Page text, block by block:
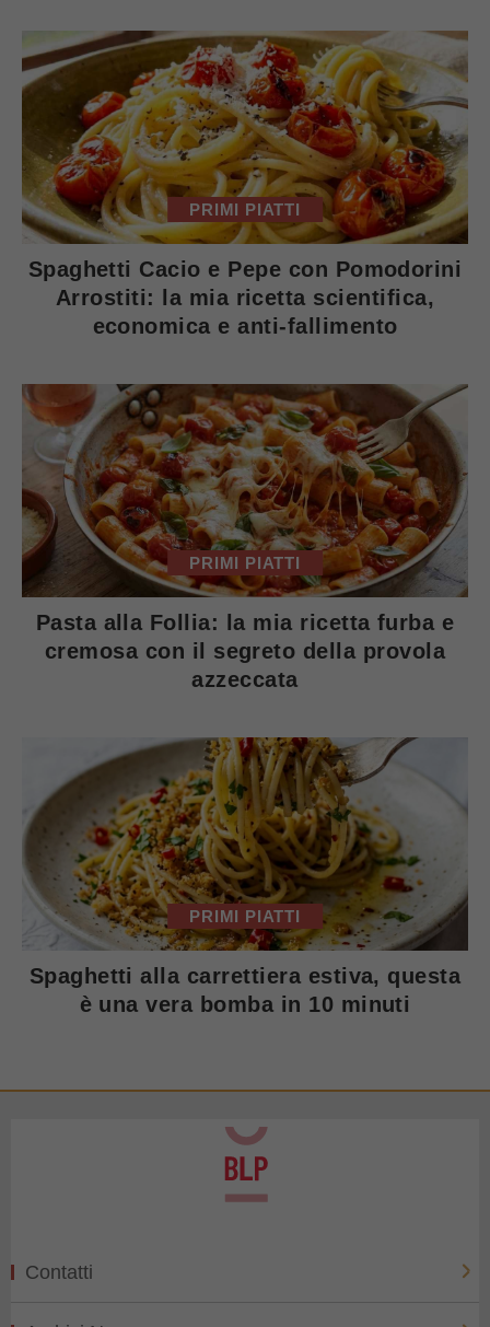
PRIMI PIATTI
Spaghetti Cacio e Pepe con Pomodorini
Arrostiti: la mia ricetta scientifica,
economica e anti-fallimento
PRIMI PIATTI
Pasta alla Follia: la mia ricetta furba e
cremosa con il segreto della provola
azzeccata
PRIMI PIATTI
Spaghetti alla carrettiera estiva, questa
è una vera bomba in 10 minuti
Contatti